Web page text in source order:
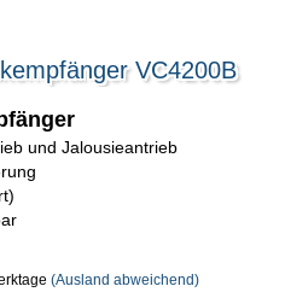
VC4200B
und Jalousieantrieb
(Ausland abweichend)